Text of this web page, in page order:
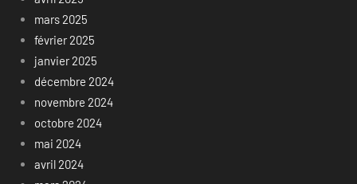
mars 2025
février 2025
janvier 2025
décembre 2024
novembre 2024
octobre 2024
mai 2024
avril 2024